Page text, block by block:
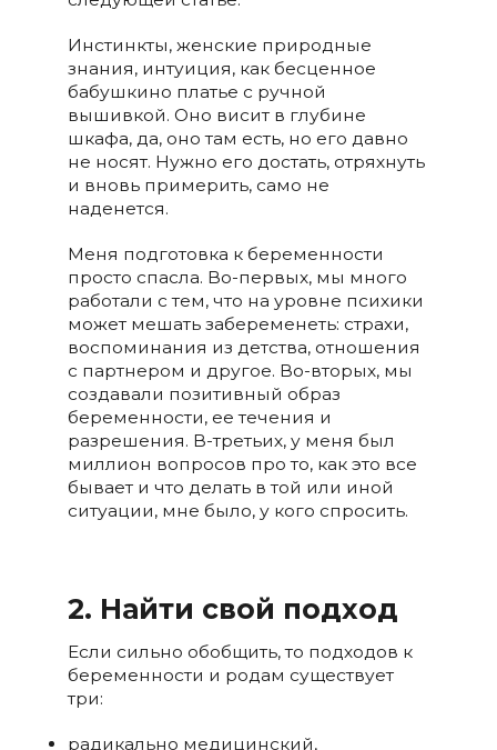
Инстинкты, женские природные
знания, интуиция, как бесценное
бабушкино платье с ручной
вышивкой. Оно висит в глубине
шкафа, да, оно там есть, но его давно
не носят. Нужно его достать, отряхнуть
и вновь примерить, само не
наденется.
Меня подготовка к беременности
просто спасла. Во-первых, мы много
работали с тем, что на уровне психики
может мешать забеременеть: страхи,
воспоминания из детства, отношения
с партнером и другое. Во-вторых, мы
создавали позитивный образ
беременности, ее течения и
разрешения. В-третьих, у меня был
миллион вопросов про то, как это все
бывает и что делать в той или иной
ситуации, мне было, у кого спросить.
2. Найти свой подход
Если сильно обобщить, то подходов к
беременности и родам существует
три:
радикально медицинский,